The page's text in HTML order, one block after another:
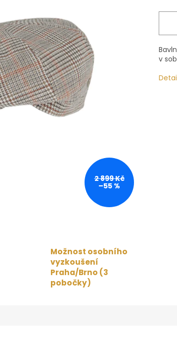
2 899 Kč
–55 %
v
Možnost osobního
vyzkoušení
Praha/Brno (3
pobočky)